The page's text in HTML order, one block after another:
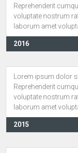
Reprehenderit
voluptate nostrum
laborum amet
2016
Lorem ipsum dolor
Reprehenderit
voluptate nostrum
laborum amet
2015